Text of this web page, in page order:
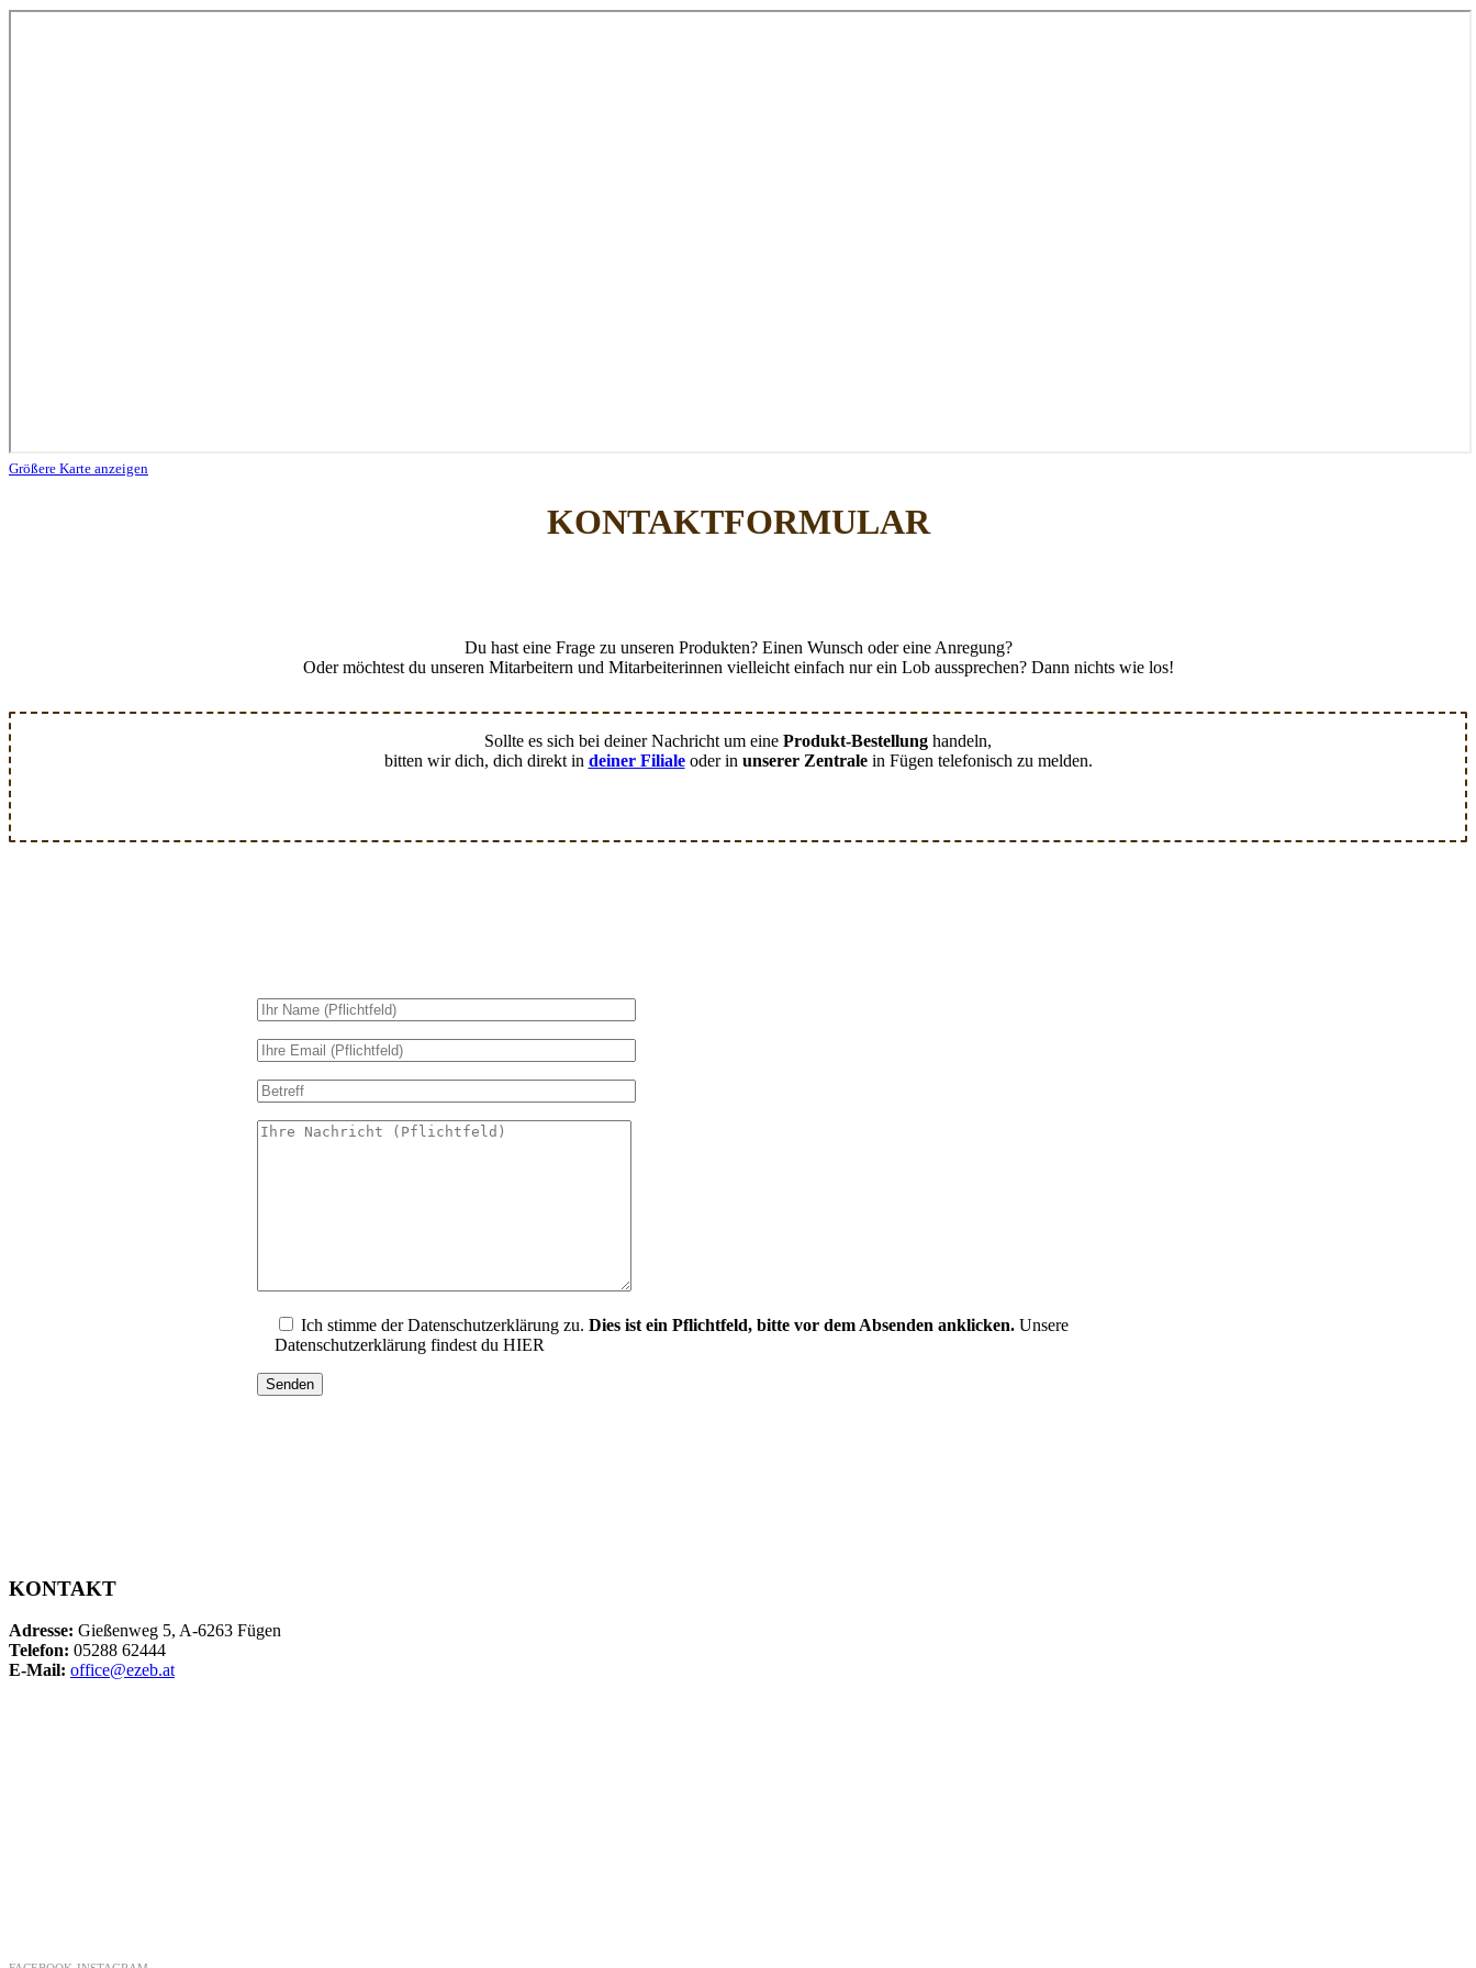
Größere Karte anzeigen
KONTAKTFORMULAR
Du hast eine Frage zu unseren Produkten? Einen Wunsch oder eine Anregung?
Oder möchtest du unseren Mitarbeitern und Mitarbeiterinnen vielleicht einfach nur ein Lob aussprechen? Dann nichts wie los!
Sollte es sich bei deiner Nachricht um eine Produkt-Bestellung handeln,
bitten wir dich, dich direkt in deiner Filialeoder in unserer Zentralein Fügen telefonisch zu melden.
Ich stimme der Datenschutzerklärung zu. Dies ist ein Pflichtfeld, bitte vor dem Absenden anklicken.Unsere
Datenschutzerklärung findest du HIER
Senden
KONTAKT
Adresse: Gießenweg 5, A-6263 Fügen
Telefon: 05288 62444
E-Mail: office@ezeb.at